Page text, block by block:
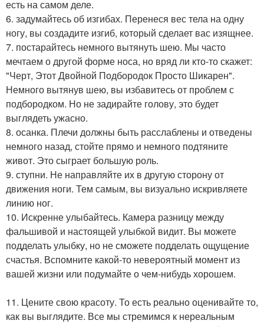
есть на самом деле.
6. задумайтесь об изгибах. Перенеся вес тела на одну
ногу, вы создадите изгиб, который сделает вас изящнее.
7. постарайтесь немного вытянуть шею. Мы часто
мечтаем о другой форме носа, но вряд ли кто-то скажет:
"Черт, Этот Двойной Подбородок Просто Шикарен".
Немного вытянув шею, вы избавитесь от проблем с
подбородком. Но не задирайте голову, это будет
выглядеть ужасно.
8. осанка. Плечи должны быть расслаблены и отведены
немного назад, стойте прямо и немного подтяните
живот. Это сыграет большую роль.
9. ступни. Не направляйте их в другую сторону от
движения ноги. Тем самым, вы визуально искривляете
линию ног.
10. Искренне улыбайтесь. Камера разницу между
фальшивой и настоящей улыбкой видит. Вы можете
подделать улыбку, но не сможете подделать ощущение
счастья. Вспомните какой-то невероятный момент из
вашей жизни или подумайте о чем-нибудь хорошем.
11. Цените свою красоту. То есть реально оценивайте то,
как вы выглядите. Все мы стремимся к нереальным